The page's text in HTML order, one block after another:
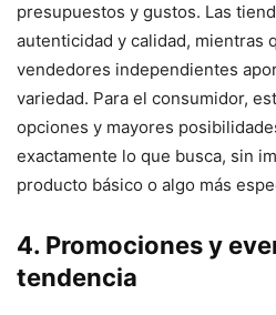
presupuestos y gustos. Las
autenticidad y calidad, mientras
vendedores independientes
variedad. Para el consumidor,
opciones y mayores
exactamente lo que busca, sin
producto básico o algo más
4. Promociones y
tendencia